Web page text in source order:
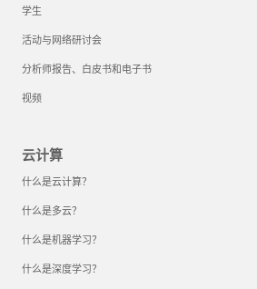
学生
活动与网络研讨会
分析师报告、白皮书和电子书
视频
云计算
什么是云计算？
什么是多云？
什么是机器学习？
什么是深度学习？